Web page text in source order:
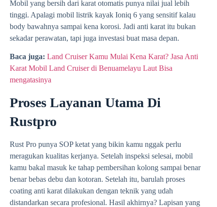
Mobil yang bersih dari karat otomatis punya nilai jual lebih
tinggi. Apalagi mobil listrik kayak Ioniq 6 yang sensitif kalau
body bawahnya sampai kena korosi. Jadi anti karat itu bukan
sekadar perawatan, tapi juga investasi buat masa depan.
Baca juga: Land Cruiser Kamu Mulai Kena Karat? Jasa Anti
Karat Mobil Land Cruiser di Benuamelayu Laut Bisa
mengatasinya
Proses Layanan Utama Di
Rustpro
Rust Pro punya SOP ketat yang bikin kamu nggak perlu
meragukan kualitas kerjanya. Setelah inspeksi selesai, mobil
kamu bakal masuk ke tahap pembersihan kolong sampai benar
benar bebas debu dan kotoran. Setelah itu, barulah proses
coating anti karat dilakukan dengan teknik yang udah
distandarkan secara profesional. Hasil akhirnya? Lapisan yang